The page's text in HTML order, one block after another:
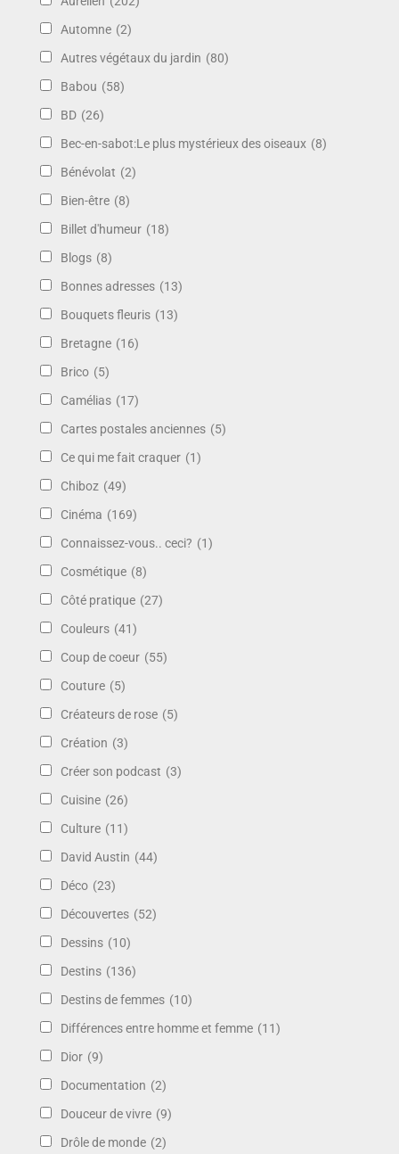
Automne (2)
Autres végétaux du jardin (80)
Babou (58)
BD (26)
Bec-en-sabot:Le plus mystérieux des oiseaux (8)
Bénévolat (2)
Bien-être (8)
Billet d'humeur (18)
Blogs (8)
Bonnes adresses (13)
Bouquets fleuris (13)
Bretagne (16)
Brico (5)
Camélias (17)
Cartes postales anciennes (5)
Ce qui me fait craquer (1)
Chiboz (49)
Cinéma (169)
Connaissez-vous.. ceci? (1)
Cosmétique (8)
Côté pratique (27)
Couleurs (41)
Coup de coeur (55)
Couture (5)
Créateurs de rose (5)
Création (3)
Créer son podcast (3)
Cuisine (26)
Culture (11)
David Austin (44)
Déco (23)
Découvertes (52)
Dessins (10)
Destins (136)
Destins de femmes (10)
Différences entre homme et femme (11)
Dior (9)
Documentation (2)
Douceur de vivre (9)
Drôle de monde (2)